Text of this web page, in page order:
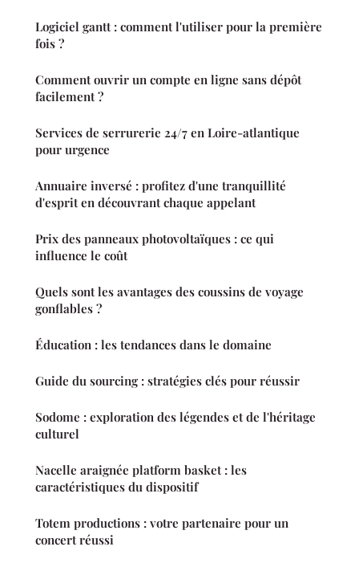
Logiciel gantt : comment l'utiliser pour la première
fois ?
Comment ouvrir un compte en ligne sans dépôt
facilement ?
Services de serrurerie 24/7 en Loire-atlantique
pour urgence
Annuaire inversé : profitez d'une tranquillité
d'esprit en découvrant chaque appelant
Prix des panneaux photovoltaïques : ce qui
influence le coût
Quels sont les avantages des coussins de voyage
gonflables ?
Éducation : les tendances dans le domaine
Guide du sourcing : stratégies clés pour réussir
Sodome : exploration des légendes et de l'héritage
culturel
Nacelle araignée platform basket : les
caractéristiques du dispositif
Totem productions : votre partenaire pour un
concert réussi